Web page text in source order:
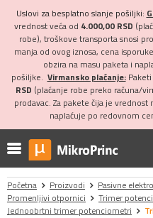
Uslovi za besplatno slanje pošiljki:
vrednost veća od 4.000,00 RSD
robe), troškove transporta snosi
manja od ovog iznosa, cena
obzira na masu paketa i
pošiljke. Virmansko plaćanje:Paketi
RSD (plaćanje robe preko računa/
prodavac. Za pakete čija je
naplaćuje po redovnom
Početna Proizvodi Pasivne
Promenljivi otpornici
Trimer
Jednoobrtni trimer potenciometri